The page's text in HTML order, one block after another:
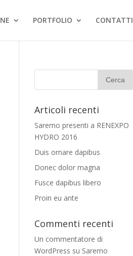
PORTFOLIO CONTATTI
Articoli recenti
Saremo presenti a RENEXPO
HYDRO 2016
Duis ornare dapibus
Donec dolor magna
Fusce dapibus libero
Proin eu ante
Commenti recenti
Un commentatore di
WordPress su Saremo